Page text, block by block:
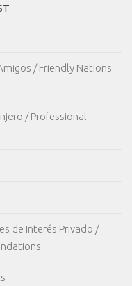
/ Friendly Nations
/ Professional
de Interés Privado /